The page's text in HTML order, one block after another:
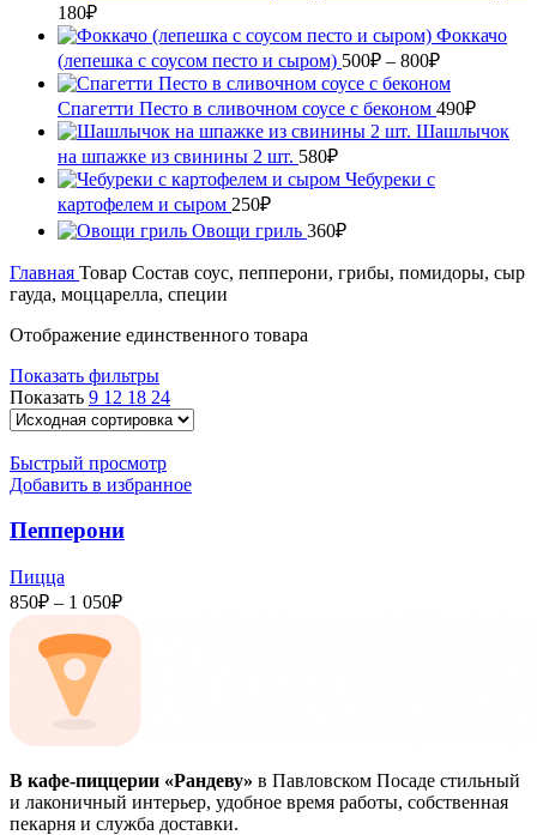
180₽
Фоккачо
(лепешка с соусом песто и сыром) 500₽ – 800₽Диапазон
цен:
500₽
–
Спагетти Песто в сливочном соусе с беконом 490₽
Шашлычок
на шпажке из свинины 2 шт. 580₽
Чебуреки с
картофелем и сыром 250₽
Овощи гриль 360₽
Главная Товар Состав соус, пепперони, грибы, помидоры, сыр
гауда, моццарелла, специи
Отображение единственного товара
Показать фильтры
Показать 9 12 18 24
Быстрый просмотр
Добавить в избранное
Пепперони
Пицца
850₽ – 1 050₽Диапазон
цен:
В кафе-пиццерии «Рандеву» в Павловском Посаде стильный
и лаконичный интерьер, удобное время работы, собственная
пекарня и служба доставки.